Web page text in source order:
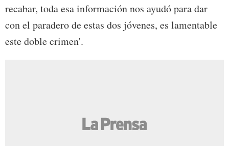
recabar, toda esa información nos ayudó para dar
con el paradero de estas dos jóvenes, es lamentable
este doble crimen'.